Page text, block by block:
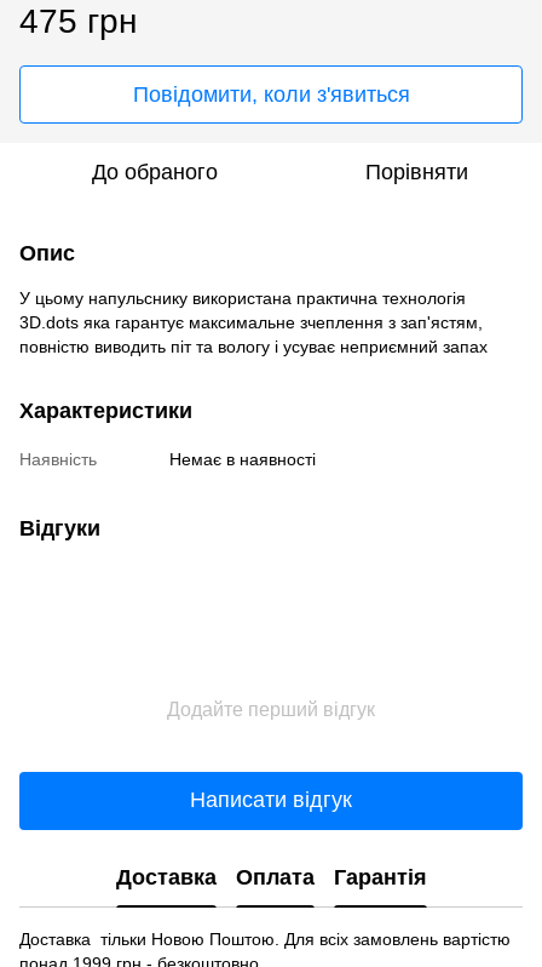
475 грн
Повідомити, коли з'явиться
До обраного Порівняти
Опис
У цьому напульснику використана практична технологія
3D.dots яка гарантує максимальне зчеплення з зап'ястям,
повністю виводить піт та вологу і усуває неприємний запах
Характеристики
Наявність Немає в наявності
Відгуки
Додайте перший відгук
Написати відгук
Доставка Оплата Гарантія
Доставка тільки Новою Поштою. Для всіх замовлень вартістю
понад 1999 грн - безкоштовно.